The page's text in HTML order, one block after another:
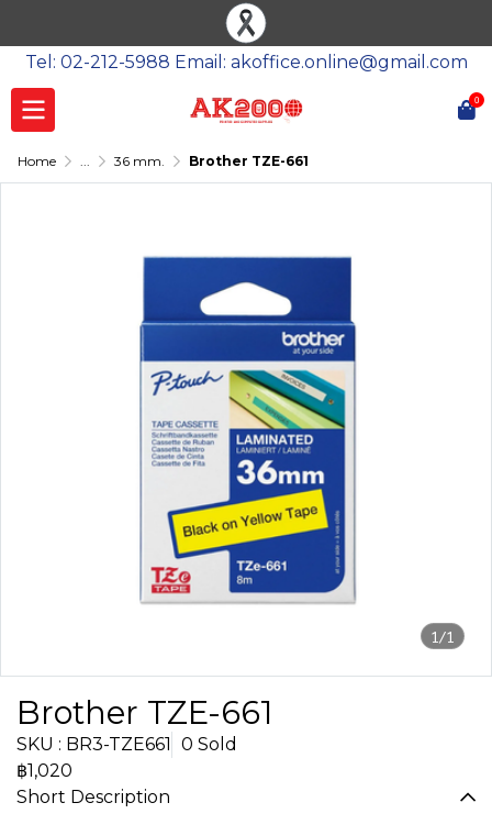
Tel: 02-212-5988 Email: akoffice.online@gmail.com
0
Home ... 36 mm. Brother TZE-661
1/1
Brother TZE-661
SKU : BR3-TZE661 0 Sold
฿1,020
Short Description